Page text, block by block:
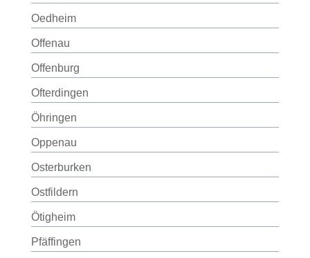
Oedheim
Offenau
Offenburg
Ofterdingen
Öhringen
Oppenau
Osterburken
Ostfildern
Ötigheim
Pfäffingen